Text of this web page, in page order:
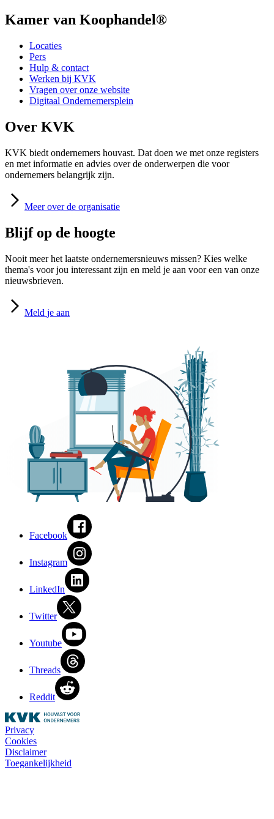
Kamer van Koophandel®
Locaties
Pers
Hulp & contact
Werken bij KVK
Vragen over onze website
Digitaal Ondernemersplein
Over KVK
KVK biedt ondernemers houvast. Dat doen we met onze registers
en met informatie en advies over de onderwerpen die voor
ondernemers belangrijk zijn.
Meer over de organisatie
Blijf op de hoogte
Nooit meer het laatste ondernemersnieuws missen? Kies welke
thema's voor jou interessant zijn en meld je aan voor een van onze
nieuwsbrieven.
Meld je aan
Facebook
Instagram
LinkedIn
Twitter
Youtube
Threads
Reddit
Privacy
Cookies
Disclaimer
Toegankelijkheid